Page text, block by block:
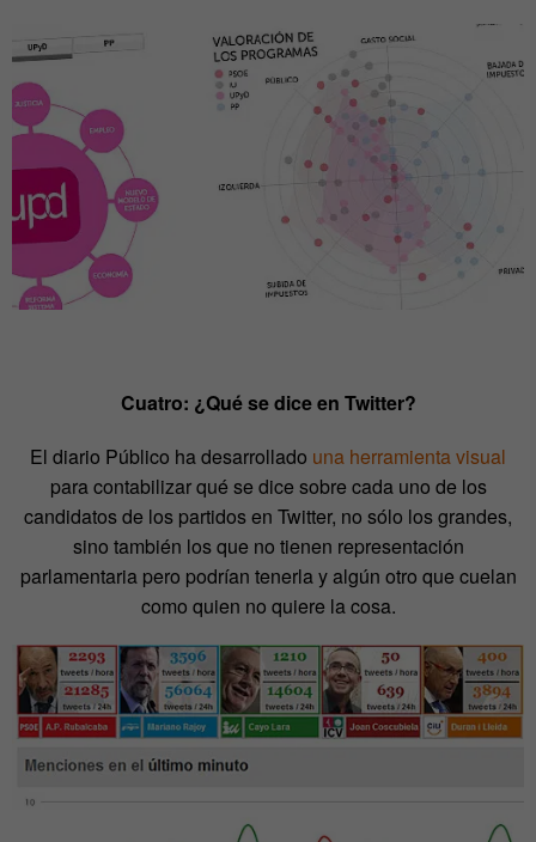
Cuatro: ¿Qué se dice en Twitter?
El diario Público ha desarrollado una herramienta visual
para contabilizar qué se dice sobre cada uno de los
candidatos de los partidos en Twitter, no sólo los grandes,
sino también los que no tienen representación
parlamentaria pero podrían tenerla y algún otro que cuelan
como quien no quiere la cosa.